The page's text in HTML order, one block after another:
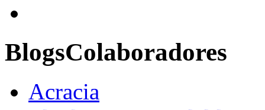
BlogsColaboradores
Acracia